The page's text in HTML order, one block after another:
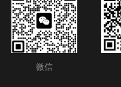
微信